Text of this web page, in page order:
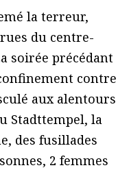
la terreur,
du centre-
soirée précédant
contre
aux alentours
Stadttempel, la
des fusillades
2 femmes